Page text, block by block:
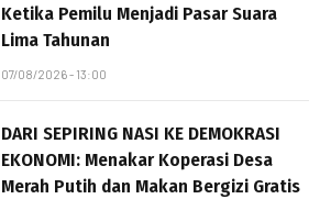
Ketika Pemilu Menjadi Pasar Suara
Lima Tahunan
07/08/2026 - 13:00
DARI SEPIRING NASI KE DEMOKRASI
EKONOMI: Menakar Koperasi Desa
Merah Putih dan Makan Bergizi Gratis